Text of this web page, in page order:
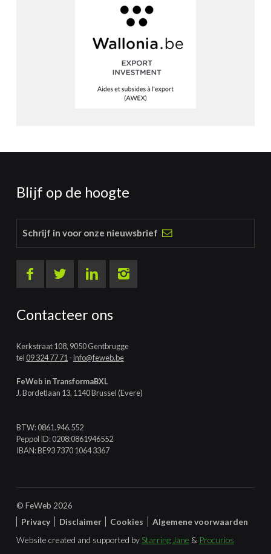
Blijf op de hoogte
Schrijf in voor onze nieuwsbrief
Contacteer ons
Kerkstraat 108, 9050 Gentbrugge
tel09 324 77 71-info@feweb.be
FeWeb in TransformaBXL
J. Bordetlaan 13, 1140 Brussel (Evere)
BTW: 0861.946.552
Peppol ID: 0208:0861946552
IBAN: BE93 7370 1064 3367
© FeWeb 2026
Privacy
Disclaimer Cookies
Algemene voorwaarden
Website created and supported by Starring Jane & Procurios